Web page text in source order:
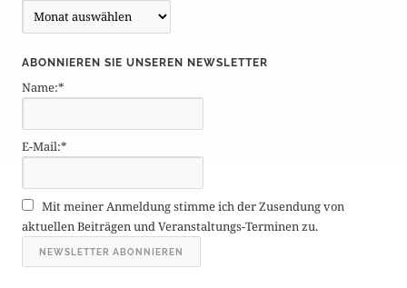
e
t
r
g
e
r
c
h
v
ABONNIEREN SIE UNSEREN NEWSLETTER
Name:*
E-Mail:*
Mit meiner Anmeldung stimme ich der Zusendung von
aktuellen Beiträgen und Veranstaltungs-Terminen zu.